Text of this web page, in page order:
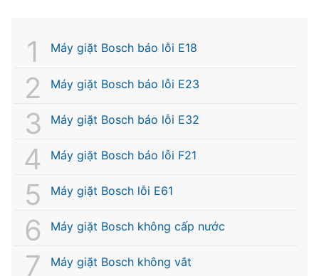
Máy giặt Bosch báo lỗi E18
Máy giặt Bosch báo lỗi E23
Máy giặt Bosch báo lỗi E32
Máy giặt Bosch báo lỗi F21
Máy giặt Bosch lỗi E61
Máy giặt Bosch không cấp nước
Máy giặt Bosch không vắt